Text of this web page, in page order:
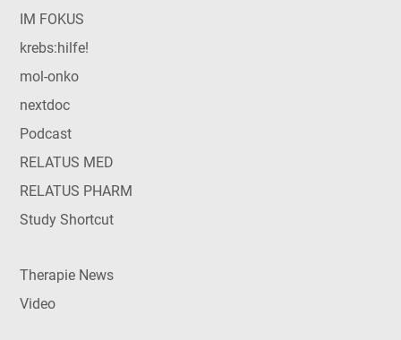
IM FOKUS
krebs:hilfe!
mol-onko
nextdoc
Podcast
RELATUS MED
RELATUS PHARM
Study Shortcut
Therapie News
Video